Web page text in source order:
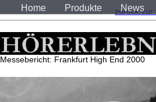
zurück zur
Messebericht: Frankfurt High End 2000
Home Produkte News